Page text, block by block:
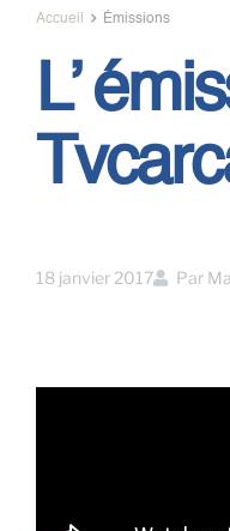
Accueil Émissions
L’
18 janvier 2017 Par